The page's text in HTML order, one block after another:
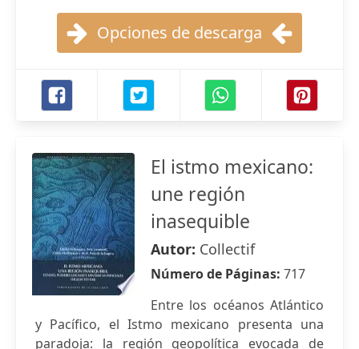
Opciones de descarga
El istmo mexicano:
une región
inasequible
Autor: Collectif
Número de Páginas: 717
Entre los océanos Atlántico
y Pacífico, el Istmo mexicano presenta una
paradoja: la región geopolítica evocada de